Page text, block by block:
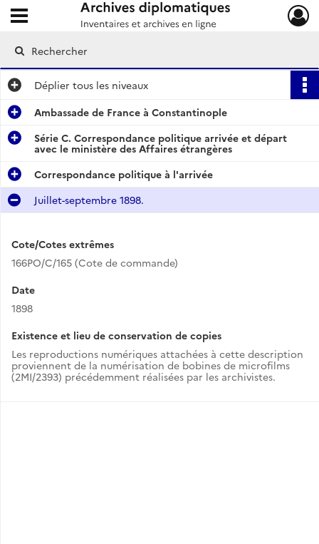
Archives diplomatiques
Ouvrir le menu déroulant
Déplier tous les niveaux
Ambassade de France à Constantinople
Série C. Correspondance politique arrivée et départ
avec le ministère des Affaires étrangères
Correspondance politique à l'arrivée
Juillet-septembre 1898.
Cote/Cotes extrêmes
166PO/C/165 (Cote de commande)
Date
1898
Existence et lieu de conservation de copies
Les reproductions numériques attachées à cette description
proviennent de la numérisation de bobines de microfilms
(2MI/2393) précédemment réalisées par les archivistes.